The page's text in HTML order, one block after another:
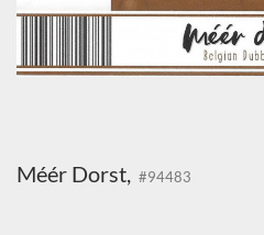
Méér Dorst, #94483